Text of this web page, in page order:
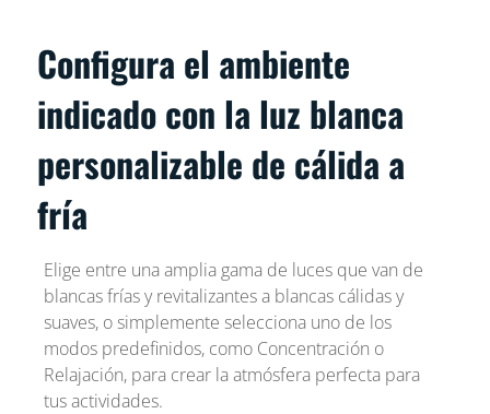
Configura el ambiente
indicado con la luz blanca
personalizable de cálida a
fría
Elige entre una amplia gama de luces que van de
blancas frías y revitalizantes a blancas cálidas y
suaves, o simplemente selecciona uno de los
modos predefinidos, como Concentración o
Relajación, para crear la atmósfera perfecta para
tus actividades.